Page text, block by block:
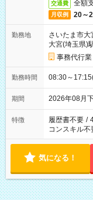
交通費 全額
月収例 20～
勤務地
さいたま市大
大宮(埼玉県)
事務代行業
勤務時間 08:30～
期間 2026年08月
特徴 履歴書不要 /
コンスキル不
気になる！